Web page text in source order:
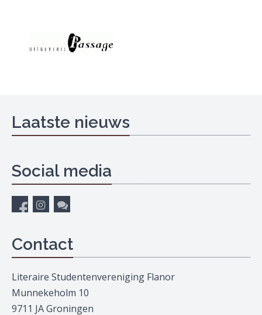
Laatste nieuws
Social media
Contact
Literaire Studentenvereniging Flanor
Munnekeholm 10
9711 JA Groningen